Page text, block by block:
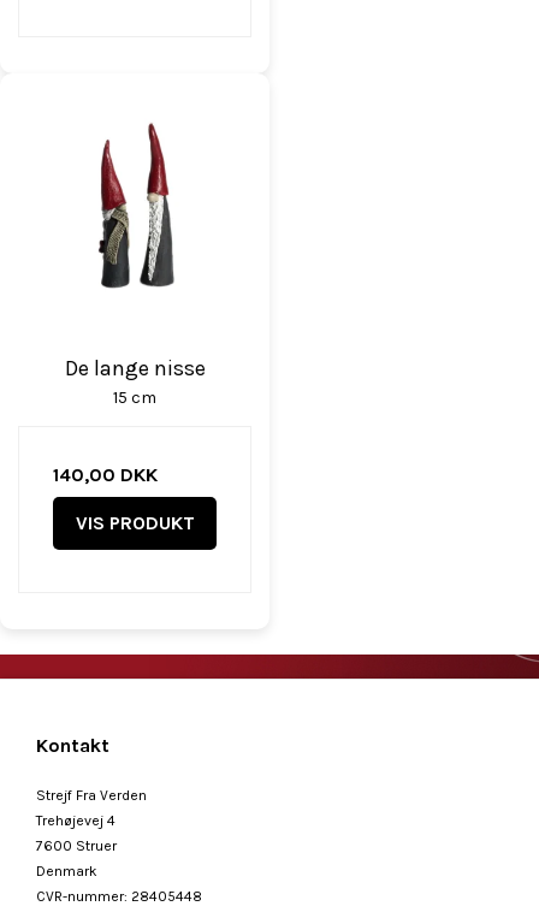
De lange nisse
15 cm
140,00 DKK
VIS PRODUKT
Kontakt
Strejf Fra Verden
Trehøjevej 4
7600 Struer
Denmark
CVR-nummer: 28405448